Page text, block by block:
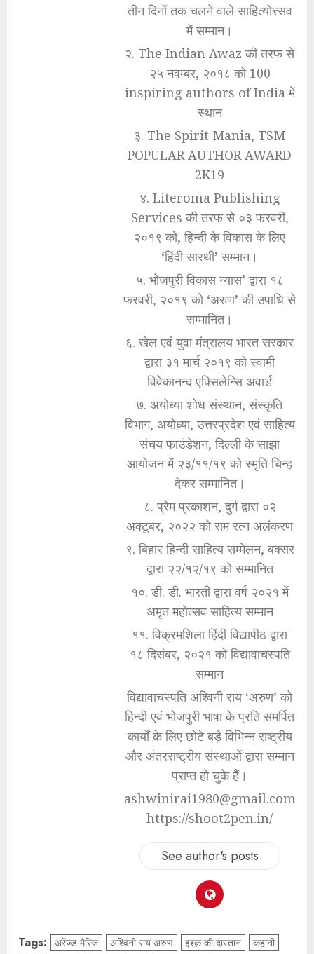
तीन दिनों तक चलने वाले साहित्योत्त्सव
में सम्मान।
२. The Indian Awaz की तरफ से
२५ नवम्बर, २०१८ को 100
inspiring authors of India में
स्थान
३. The Spirit Mania, TSM
POPULAR AUTHOR AWARD
2K19
४. Literoma Publishing
Services की तरफ से ०३ फरवरी,
२०१९ को, हिन्दी के विकास के लिए
‘हिंदी सारथी’ सम्मान।
५. भोजपुरी विकास न्यास’ द्वारा १८
फरवरी, २०१९ को ‘अरुण’ की उपाधि से
सम्मानित।
६. खेल एवं युवा मंत्रालय भारत सरकार
द्वारा ३१ मार्च २०१९ को स्वामी
विवेकानन्द एक्सिलेन्सि अवार्ड
७. अयोध्या शोध संस्थान, संस्कृति
विभाग, अयोध्या, उत्तरप्रदेश एवं साहित्य
संचय फाउंडेशन, दिल्ली के साझा
आयोजन में २३/११/१९ को स्मृति चिन्ह
देकर सम्मानित।
८. प्रेम प्रकाशन, दुर्ग द्वारा ०२
अक्टूबर, २०२२ को राम रत्न अलंकरण
९. बिहार हिन्दी साहित्य सम्मेलन, बक्सर
द्वारा २२/१२/१९ को सम्मानित
१०. डी. डी. भारती द्वारा वर्ष २०२१ में
अमृत महोत्सव साहित्य सम्मान
११. विक्रमशिला हिंदी विद्यापीठ द्वारा
१८ दिसंबर, २०२१ को विद्यावाचस्पति
सम्मान
विद्यावाचस्पति अश्विनी राय ‘अरुण’ को
हिन्दी एवं भोजपुरी भाषा के प्रति समर्पित
कार्यों के लिए छोटे बड़े विभिन्न राष्ट्रीय
और अंतरराष्ट्रीय संस्थाओं द्वारा सम्मान
प्राप्त हो चुके हैं।
ashwinirai1980@gmail.com
https://shoot2pen.in/
See author's posts
Tags: अरेंज्ड मैरिज अश्विनी राय अरुण इश्क़ की दास्तान
कहानी